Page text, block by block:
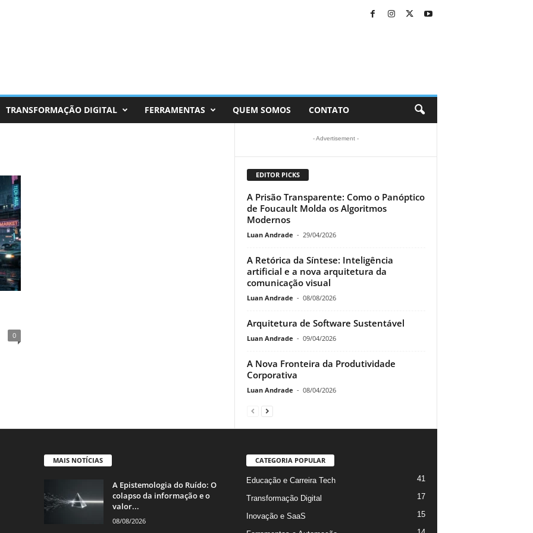
TRANSFORMAÇÃO DIGITAL FERRAMENTAS QUEM SOMOS CONTATO
0
- Advertisement -
EDITOR PICKS
A Prisão Transparente: Como o Panóptico
de Foucault Molda os Algoritmos
Modernos
Luan Andrade - 29/04/2026
A Retórica da Síntese: Inteligência
artificial e a nova arquitetura da
comunicação visual
Luan Andrade - 08/08/2026
Arquitetura de Software Sustentável
Luan Andrade - 09/04/2026
A Nova Fronteira da Produtividade
Corporativa
Luan Andrade - 08/04/2026
MAIS NOTÍCIAS
A Epistemologia do Ruído: O
colapso da informação e o
valor...
08/08/2026
CATEGORIA POPULAR
Educação e Carreira Tech 41
Transformação Digital 17
Inovação e SaaS 15